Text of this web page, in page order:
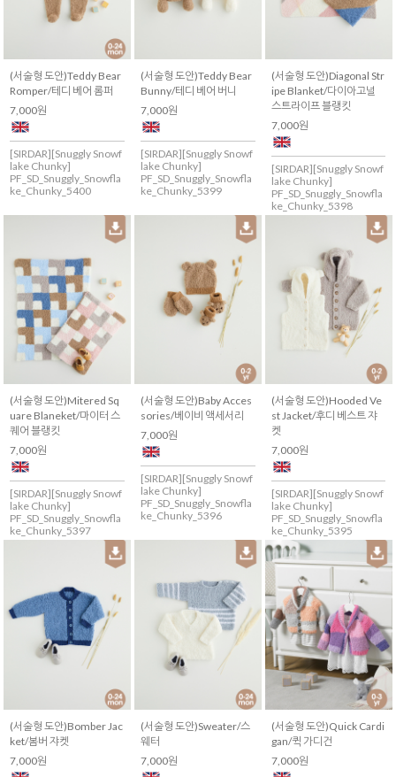
(서술형 도안)Teddy Bear
Romper/테디 베어 롬퍼
7,000원
[SIRDAR][Snuggly Snowf
lake Chunky]
PF_SD_Snuggly_Snowfla
ke_Chunky_5400
(서술형 도안)Teddy Bear
Bunny/테디 베어 버니
7,000원
[SIRDAR][Snuggly Snowf
lake Chunky]
PF_SD_Snuggly_Snowfla
ke_Chunky_5399
(서술형 도안)Diagonal Str
ipe Blanket/다이아고널
스트라이프 블랭킷
7,000원
[SIRDAR][Snuggly Snowf
lake Chunky]
PF_SD_Snuggly_Snowfla
ke_Chunky_5398
(서술형 도안)Mitered Sq
uare Blaneket/마이터 스
퀘어 블랭킷
7,000원
[SIRDAR][Snuggly Snowf
lake Chunky]
PF_SD_Snuggly_Snowfla
ke_Chunky_5397
(서술형 도안)Baby Acces
sories/베이비 액세서리
7,000원
[SIRDAR][Snuggly Snowf
lake Chunky]
PF_SD_Snuggly_Snowfla
ke_Chunky_5396
(서술형 도안)Hooded Ve
st Jacket/후디 베스트 쟈
켓
7,000원
[SIRDAR][Snuggly Snowf
lake Chunky]
PF_SD_Snuggly_Snowfla
ke_Chunky_5395
(서술형 도안)Bomber Jac
ket/봄버 쟈켓
7,000원
(서술형 도안)Sweater/스
웨터
7,000원
(서술형 도안)Quick Cardi
gan/퀵 가디건
7,000원